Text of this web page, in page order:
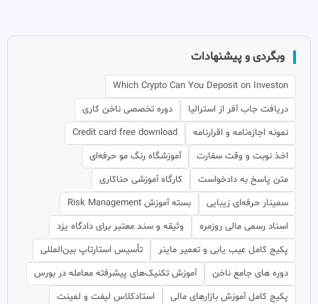
وبگردی و پیشنهادات
Which Crypto Can You Deposit on Investon
دریافت جاب آفر از استرالیا
دوره تخصصی ناخن کاری
نمونه اجازه‌نامه و اقرارنامه
Credit card free download
اخذ نوبت و وقت سفارت
آموزشگاه رنگ مو حرفه‌ای
متن پاسخ به دادخواست
کارگاه آموزشی حنا‌کاری
سمینار حرفه‌ای زیبایی
بسته آموزش Risk Management
اسناد رسمی مالی روزمره
وثیقه و سند معتبر برای دادگاه یزد
پکیج کامل عیب یابی و تعمیر ماینر
تأسیس استارتاپ بین‌المللی
دوره های جامع ناخن
آموزش تکنیک‌های پیشرفته معامله در بورس
پکیج کامل آموزش بازارهای مالی
استادکلاس لیفت و لمینت